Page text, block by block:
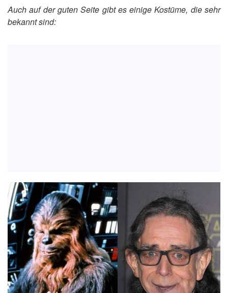
Auch auf der guten Seite gibt es einige Kostüme, die sehr
bekannt sind: